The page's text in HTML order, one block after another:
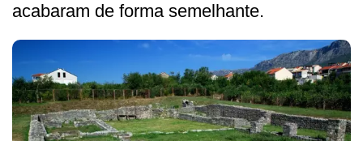
acabaram de forma semelhante.